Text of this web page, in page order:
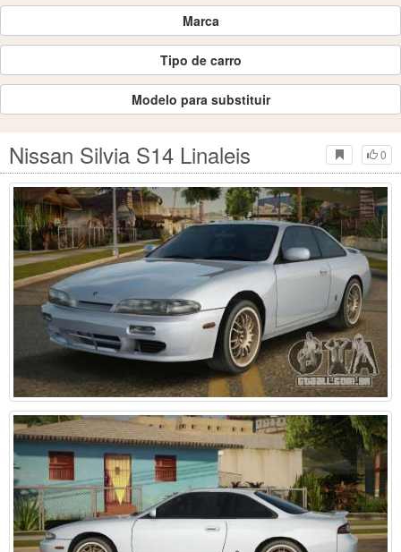
Marca
Tipo de carro
Modelo para substituir
0
Nissan Silvia S14 Linaleis